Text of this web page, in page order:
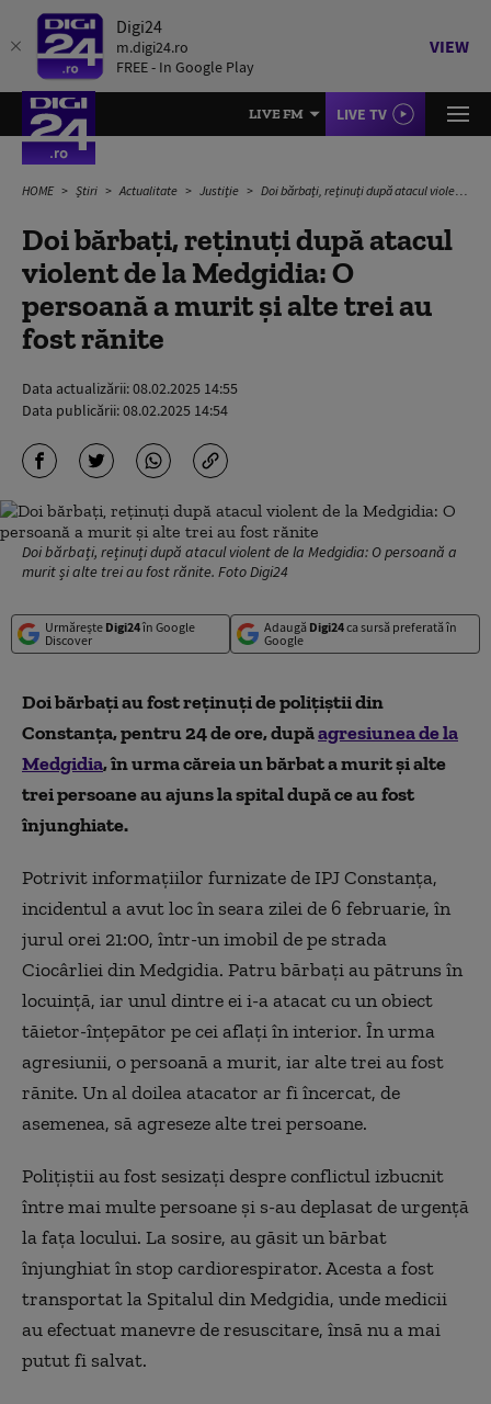
Digi24
m.digi24.ro
FREE - In Google Play
VIEW
LIVE FM LIVE TV
HOME Știri Actualitate Justiție Doi bărbați, reținuți după atacul violent de la Medgidia: O persoană a murit și alte trei au fost rănite
Doi bărbați, reținuți după atacul
violent de la Medgidia: O
persoană a murit și alte trei au
fost rănite
Data actualizării:08.02.2025 14:55
Data publicării:08.02.2025 14:54
Doi bărbați, reținuți după atacul violent de la Medgidia: O persoană a
murit și alte trei au fost rănite. Foto Digi24
Urmărește Digi24în Google
Discover
Adaugă Digi24ca sursă preferată în
Google
Doi bărbaţi au fost reţinuţi de poliţiştii din
Constanţa, pentru 24 de ore, dupăagresiunea de la
Medgidia, în urma căreia un bărbat a murit și alte
trei persoane au ajuns la spital după ce au fost
înjunghiate.
Potrivit informațiilor furnizate de IPJ Constanța,
incidentul a avut loc în seara zilei de 6 februarie, în
jurul orei 21:00, într-un imobil de pe strada
Ciocârliei din Medgidia. Patru bărbați au pătruns în
locuință, iar unul dintre ei i-a atacat cu un obiect
tăietor-înțepător pe cei aflați în interior. În urma
agresiunii, o persoană a murit, iar alte trei au fost
rănite. Un al doilea atacator ar fi încercat, de
asemenea, să agreseze alte trei persoane.
Polițiștii au fost sesizați despre conflictul izbucnit
între mai multe persoane și s-au deplasat de urgență
la fața locului. La sosire, au găsit un bărbat
înjunghiat în stop cardiorespirator. Acesta a fost
transportat la Spitalul din Medgidia, unde medicii
au efectuat manevre de resuscitare, însă nu a mai
putut fi salvat.